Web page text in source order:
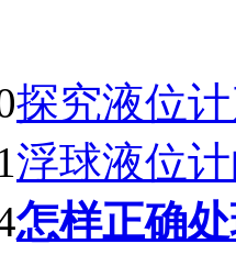
探究液位
浮球液位
怎样正确